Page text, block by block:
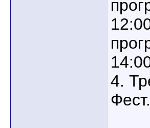
4.
Фест.